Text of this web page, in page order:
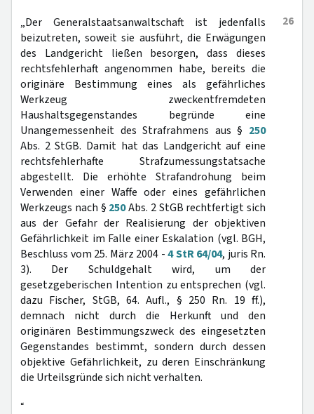
26
„Der Generalstaatsanwaltschaft ist jedenfalls
beizutreten, soweit sie ausführt, die Erwägungen
des Landgericht ließen besorgen, dass dieses
rechtsfehlerhaft angenommen habe, bereits die
originäre Bestimmung eines als gefährliches
Werkzeug zweckentfremdeten
Haushaltsgegenstandes begründe eine
Unangemessenheit des Strafrahmens aus § 250
Abs. 2 StGB. Damit hat das Landgericht auf eine
rechtsfehlerhafte Strafzumessungstatsache
abgestellt. Die erhöhte Strafandrohung beim
Verwenden einer Waffe oder eines gefährlichen
Werkzeugs nach § 250Abs. 2 StGB rechtfertigt sich
aus der Gefahr der Realisierung der objektiven
Gefährlichkeit im Falle einer Eskalation (vgl. BGH,
Beschluss vom 25. März 2004 -4 StR 64/04, juris Rn.
3). Der Schuldgehalt wird, um der
gesetzgeberischen Intention zu entsprechen (vgl.
dazu Fischer, StGB, 64. Aufl., § 250 Rn. 19 ff.),
demnach nicht durch die Herkunft und den
originären Bestimmungszweck des eingesetzten
Gegenstandes bestimmt, sondern durch dessen
objektive Gefährlichkeit, zu deren Einschränkung
die Urteilsgründe sich nicht verhalten.
“